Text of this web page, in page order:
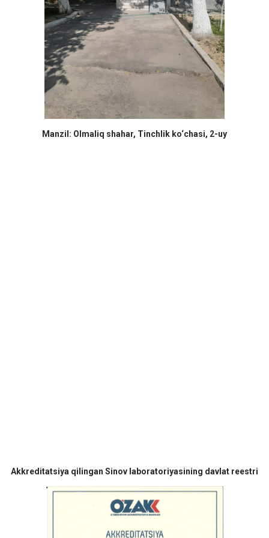
Manzil: Olmaliq shahar, Tinchlik ko‘chasi, 2-uy
Akkreditatsiya qilingan Sinov laboratoriyasining davlat reestri